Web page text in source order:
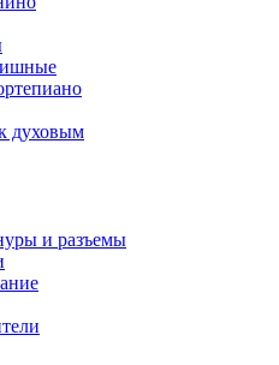
духовым
и разъемы